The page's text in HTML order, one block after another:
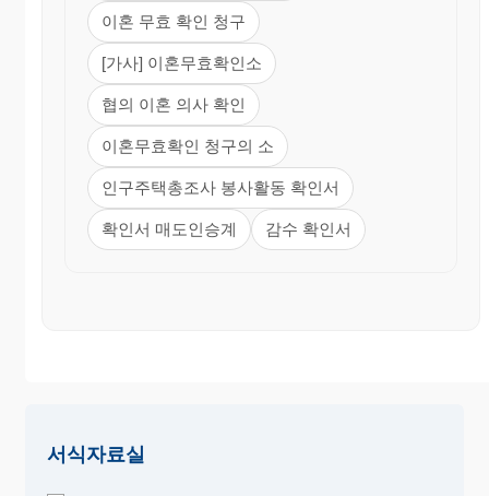
이혼 무효 확인 청구
[가사] 이혼무효확인소
협의 이혼 의사 확인
이혼무효확인 청구의 소
인구주택총조사 봉사활동 확인서
확인서 매도인승계 감수 확인서
서식자료실